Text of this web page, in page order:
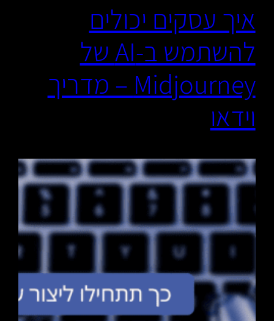
איך עסקים יכולים
להשתמש ב-AI של
Midjourney – מדריך
וידאו